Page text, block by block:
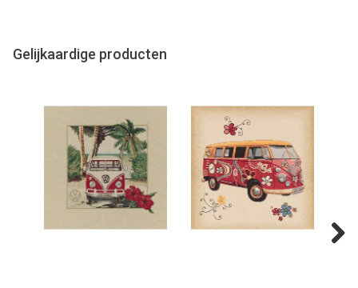
Gelijkaardige producten